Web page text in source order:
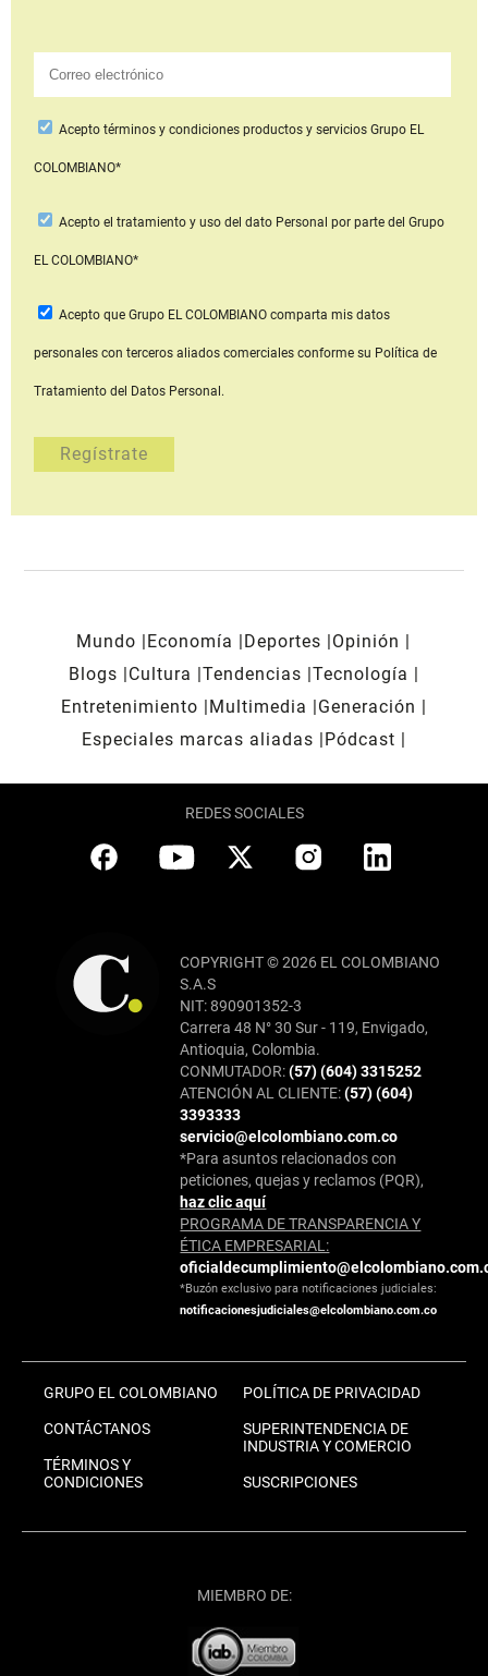
Aceptotérminos y condiciones productos y serviciosGrupo EL
COLOMBIANO*
Acepto el tratamiento y uso del dato Personal por parte del Grupo
EL COLOMBIANO*
Acepto que Grupo EL COLOMBIANOcomparta mis datos
personales con terceros aliados comerciales conforme su Política de
Tratamiento del Datos Personal.
Mundo Economía Deportes
Opinión
Blogs
Cultura Tendencias Tecnología
Entretenimiento
Multimedia
Generación
Especiales marcas aliadas
Pódcast
REDES SOCIALES
COPYRIGHT © 2026 EL COLOMBIANO
S.A.S
NIT: 890901352-3
Carrera 48 N° 30 Sur - 119, Envigado,
Antioquia, Colombia.
CONMUTADOR:(57) (604) 3315252
ATENCIÓN AL CLIENTE:(57) (604)
3393333
servicio@elcolombiano.com.co
*Para asuntos relacionados con
peticiones, quejas y reclamos (PQR),
haz clic aquí
PROGRAMA DE TRANSPARENCIA Y
ÉTICA EMPRESARIAL:
*Buzón exclusivo para notificaciones judiciales:
notificacionesjudiciales@elcolombiano.com.co
GRUPO EL COLOMBIANO
CONTÁCTANOS
TÉRMINOS Y
CONDICIONES
POLÍTICA DE PRIVACIDAD
SUPERINTENDENCIA DE
INDUSTRIA Y COMERCIO
SUSCRIPCIONES
MIEMBRO DE: